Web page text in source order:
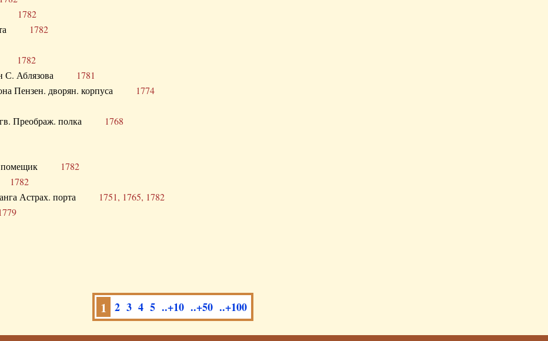
1782
1782
1782
С. Аблязова 1781
Пензен. дворян. корпуса 1774
гв. Преображ. полка 1768
помещик 1782
1782
Астрах. порта 1751, 1765, 1782
1 2 3 4 5 ..+10 ..+50 ..+100